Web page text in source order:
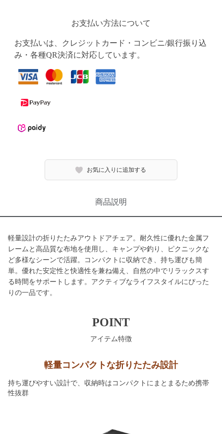
お支払い方法について
お支払いは、クレジットカード・コンビニ/銀行振り込
み・各種QR決済に対応しています。
お気に入りに追加する
商品説明
軽量設計の折りたたみアウトドアチェア。耐久性に優れた金属フ
レームと高品質な布地を使用し、キャンプや釣り、ピクニックな
ど多様なシーンで活躍。コンパクトに収納でき、持ち運びも簡
単。優れた安定性と快適性を兼ね備え、自然の中でリラックスす
る時間をサポートします。アクティブなライフスタイルにぴった
りの一品です。
POINT
アイテム特徴
軽量コンパクトな折りたたみ設計
持ち運びやすい設計で、収納時はコンパクトにまとまるため携帯
性抜群